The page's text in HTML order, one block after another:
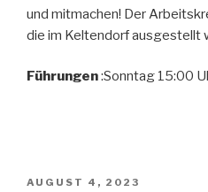
und mitmachen! Der
die im Keltendorf ausgestellt
Führungen:Sonntag 15:00
AUGUST 4, 2023